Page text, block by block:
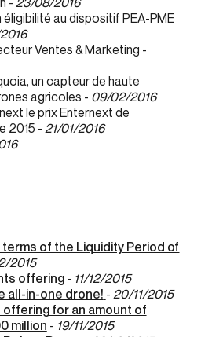
au dispositif PEA-PME
Ventes & Marketing -
un capteur de haute
agricoles - 09/02/2016
le prix Enternext de
2015 - 21/01/2016
of the Liquidity Period of
2015
offering- 11/12/2015
all-in-one drone! - 20/11/2015
for an amount of
million - 19/11/2015